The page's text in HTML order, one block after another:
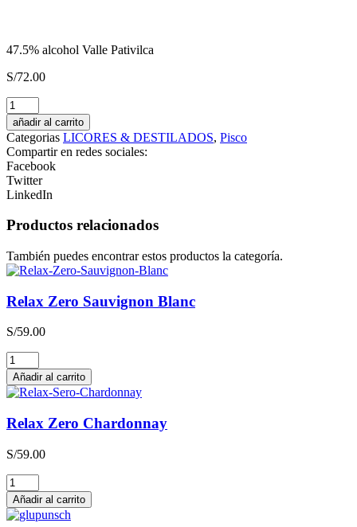
47.5% alcohol Valle Pativilca
S/72.00
Finca
Rotondo
2022
Malbec
Merlot
Cabernet
Sauvignon
cantidad
añadir al carrito
Categorias LICORES & DESTILADOS, Pisco
Compartir en redes sociales:
Facebook
Twitter
LinkedIn
Productos relacionados
También puedes encontrar estos productos la categoría.
Relax Zero Sauvignon Blanc
S/59.00
Relax
Zero
Sauvignon
Blanc
cantidad
Añadir al carrito
Relax Zero Chardonnay
S/59.00
Relax
Zero
Chardonnay
cantidad
Añadir al carrito